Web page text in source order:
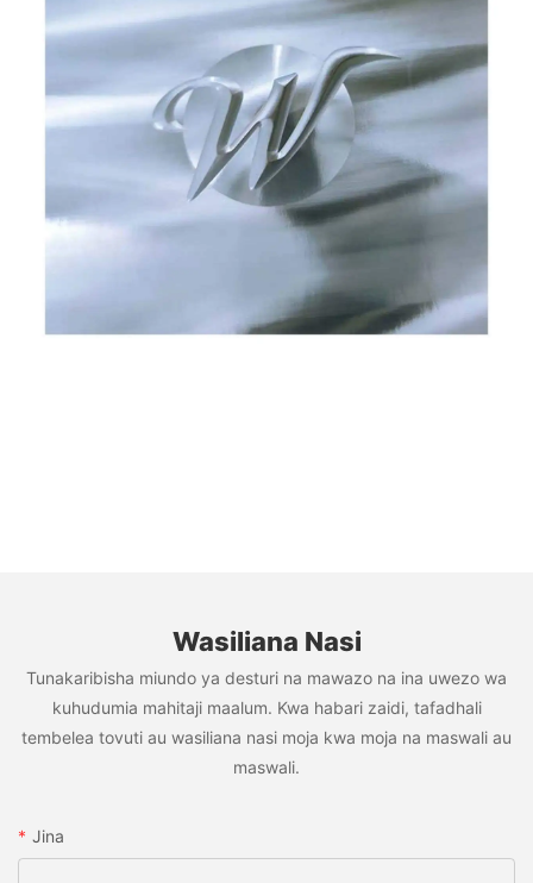
Wasiliana Nasi
Tunakaribisha miundo ya desturi na mawazo na ina uwezo wa
kuhudumia mahitaji maalum. Kwa habari zaidi, tafadhali
tembelea tovuti au wasiliana nasi moja kwa moja na maswali au
maswali.
Jina